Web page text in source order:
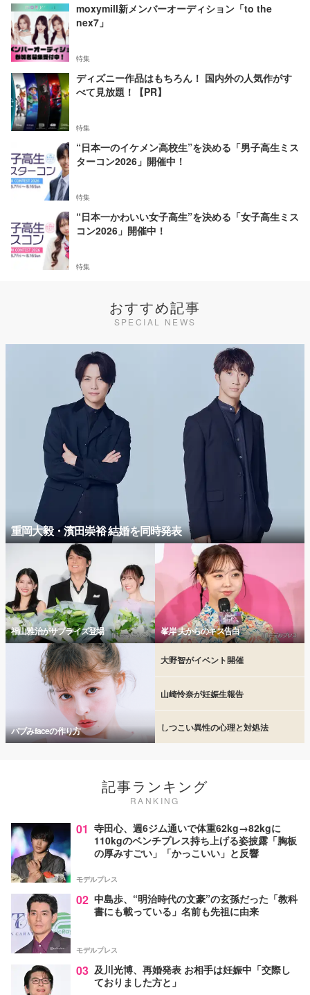
moxymill新メンバーオーディション「to the
nex7」
特集
ディズニー作品はもちろん！ 国内外の人気作がす
べて見放題！【PR】
特集
“日本一のイケメン高校生”を決める「男子高生ミス
ターコン2026」開催中！
特集
“日本一かわいい女子高生”を決める「女子高生ミス
コン2026」開催中！
特集
おすすめ記事
SPECIAL NEWS
重岡大毅・濱田崇裕 結婚を同時発表
福山雅治がサプライズ登場 峯岸 夫からのキス告白
バブみfaceの作り方
大野智がイベント開催
山崎怜奈が妊娠生報告
しつこい異性の心理と対処法
記事ランキング
RANKING
01 寺田心、週6ジム通いで体重62kg→82kgに
110kgのベンチプレス持ち上げる姿披露「胸板
の厚みすごい」「かっこいい」と反響
モデルプレス
02 中島歩、“明治時代の文豪”の玄孫だった「教科
書にも載っている」名前も先祖に由来
モデルプレス
03 及川光博、再婚発表 お相手は妊娠中「交際し
ておりました方と」